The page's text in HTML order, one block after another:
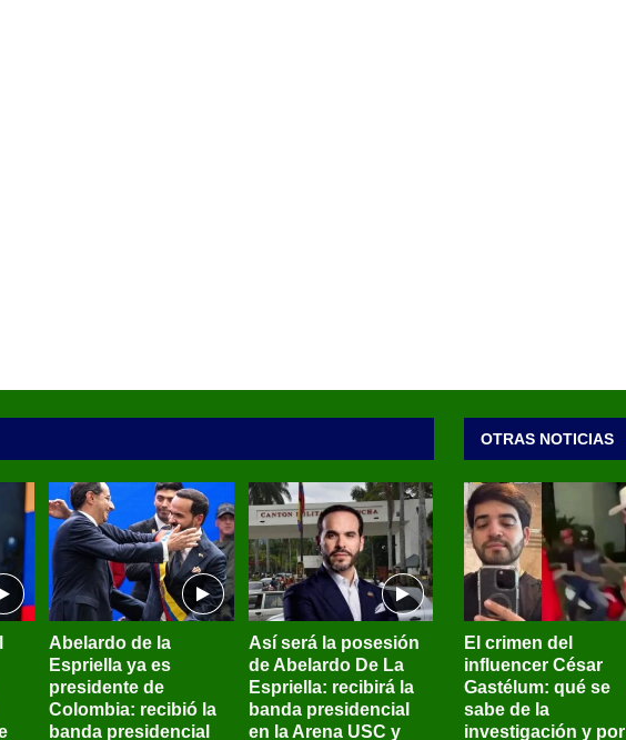
Abelardo de la
Espriella ya es
presidente de
Colombia: recibió la
banda presidencial
Así será la posesión
de Abelardo De La
Espriella: recibirá la
banda presidencial
en la Arena USC y
OTRAS NOTICIAS
El crimen del
influencer César
Gastélum: qué se
sabe de la
investigación y por